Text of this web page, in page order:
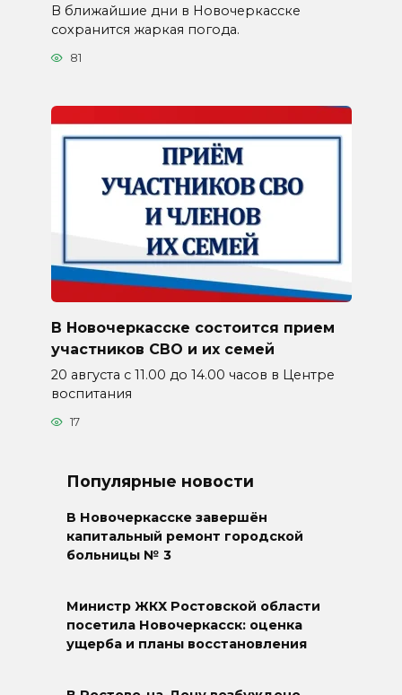
В ближайшие дни в Новочеркасске
сохранится жаркая погода.
81
В Новочеркасске состоится прием
участников СВО и их семей
20 августа с 11.00 до 14.00 часов в Центре
воспитания
17
Популярные новости
В Новочеркасске завершён
капитальный ремонт городской
больницы № 3
Министр ЖКХ Ростовской области
посетила Новочеркасск: оценка
ущерба и планы восстановления